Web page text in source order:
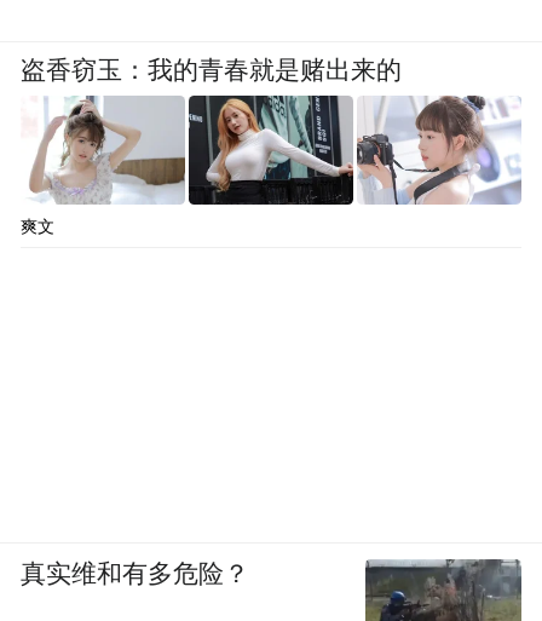
盗香窃玉：我的青春就是赌出来的
爽文
真实维和有多危险？